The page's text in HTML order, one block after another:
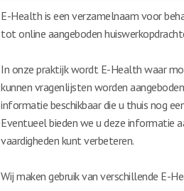
E-Health is een verzamelnaam voor
tot online aangeboden
In onze praktijk wordt E-Health waar
kunnen vragenlijsten worden
informatie beschikbaar die u thuis nog
Eventueel bieden we u deze informatie
vaardigheden kunt verbeteren.
Wij maken gebruik van verschillende E-